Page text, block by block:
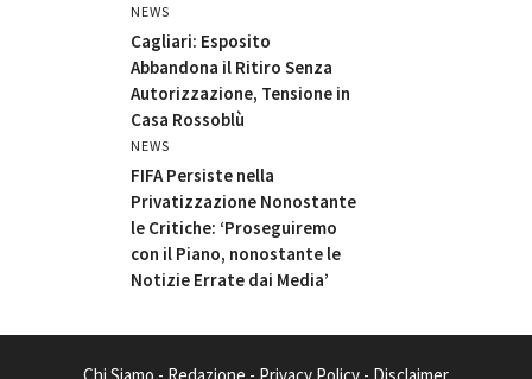
NEWS
Cagliari: Esposito
Abbandona il Ritiro Senza
Autorizzazione, Tensione in
Casa Rossoblù
NEWS
FIFA Persiste nella
Privatizzazione Nonostante
le Critiche: ‘Proseguiremo
con il Piano, nonostante le
Notizie Errate dai Media’
Chi Siamo - Redazione - Privacy Policy - Disclaimer